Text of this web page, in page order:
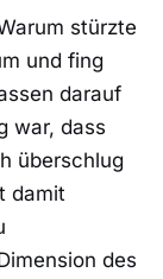
stürzte
und fing
darauf
war, dass
überschlug
damit
des